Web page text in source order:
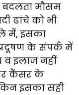
मौसम
ढांचे को भी
में, इसका
के संपर्क में
इलाज नहीं
कैंसर के
इसका सही